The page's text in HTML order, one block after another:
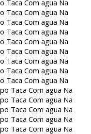
Taca Com agua Na
Taca Com agua Na
Taca Com agua Na
Taca Com agua Na
Taca Com agua Na
Taca Com agua Na
Taca Com agua Na
Taca Com agua Na
Taca Com agua Na
Taca Com agua Na
Taca Com agua Na
Taca Com agua Na
Taca Com agua Na
Taca Com agua Na